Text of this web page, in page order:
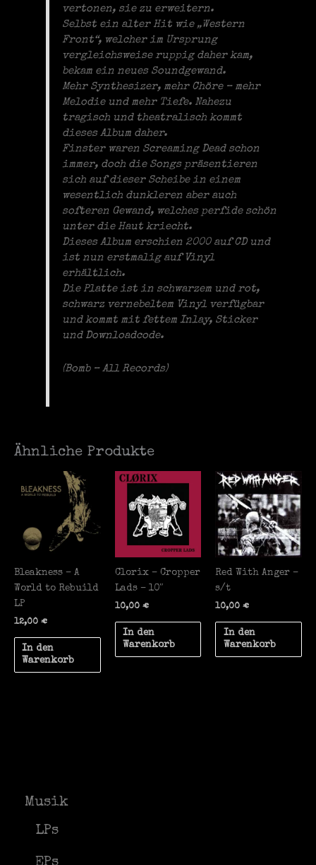
Musik
LPs
vertonen, sie zu erweitern.
Selbst ein alter Hit wie „Western
Front“, welcher im Ursprung
vergleichsweise ruppig daher kam,
bekam ein neues Soundgewand.
Mehr Synthesizer, mehr Chöre – mehr
Melodie und mehr Tiefe. Nahezu
tragisch und theatralisch kommt
dieses Album daher.
Finster waren Screaming Dead schon
immer, doch die Songs präsentieren
sich auf dieser Scheibe in einem
wesentlich dunkleren aber auch
softeren Gewand, welches perfide schön
unter die Haut kriecht.
Dieses Album erschien 2000 auf CD und
ist nun erstmalig auf Vinyl
erhältlich.
Die Platte ist in schwarzem und rot,
schwarz vernebeltem Vinyl verfügbar
und kommt mit fettem Inlay, Sticker
und Downloadcode.
(Bomb – All Records)
Ähnliche Produkte
Bleakness – A
World to Rebuild
LP
12,00 €
In den
Warenkorb
Clorix – Cropper
Lads – 10″
10,00 €
In den
Warenkorb
Red With Anger –
s/t
10,00€
In den
Warenkorb